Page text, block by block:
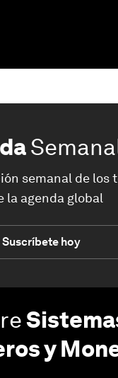
semanal de los
la agenda global
Suscríbete hoy
y